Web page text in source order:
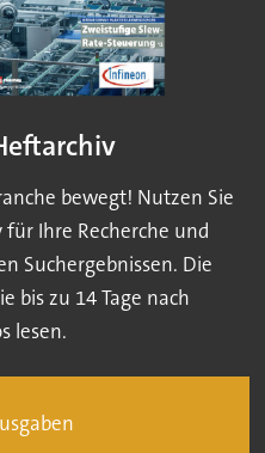
bewegt! Nutzen Sie
Ihre Recherche und
Suchergebnissen. Die
bis zu 14 Tage nach
lesen.